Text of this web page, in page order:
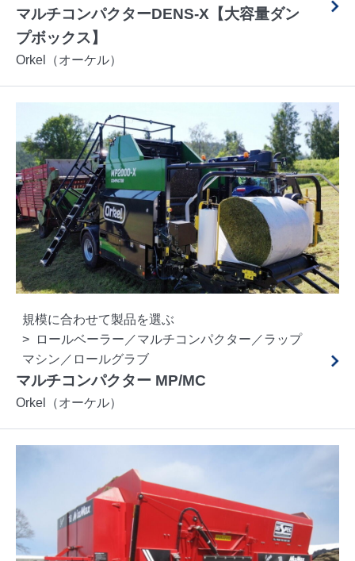
マルチコンパクターDENS-X【大容量ダン
プボックス】
Orkel（オーケル）
規模に合わせて製品を選ぶ
ロールベーラー／マルチコンパクター／ラップ
マシン／ロールグラブ
マルチコンパクター MP/MC
Orkel（オーケル）